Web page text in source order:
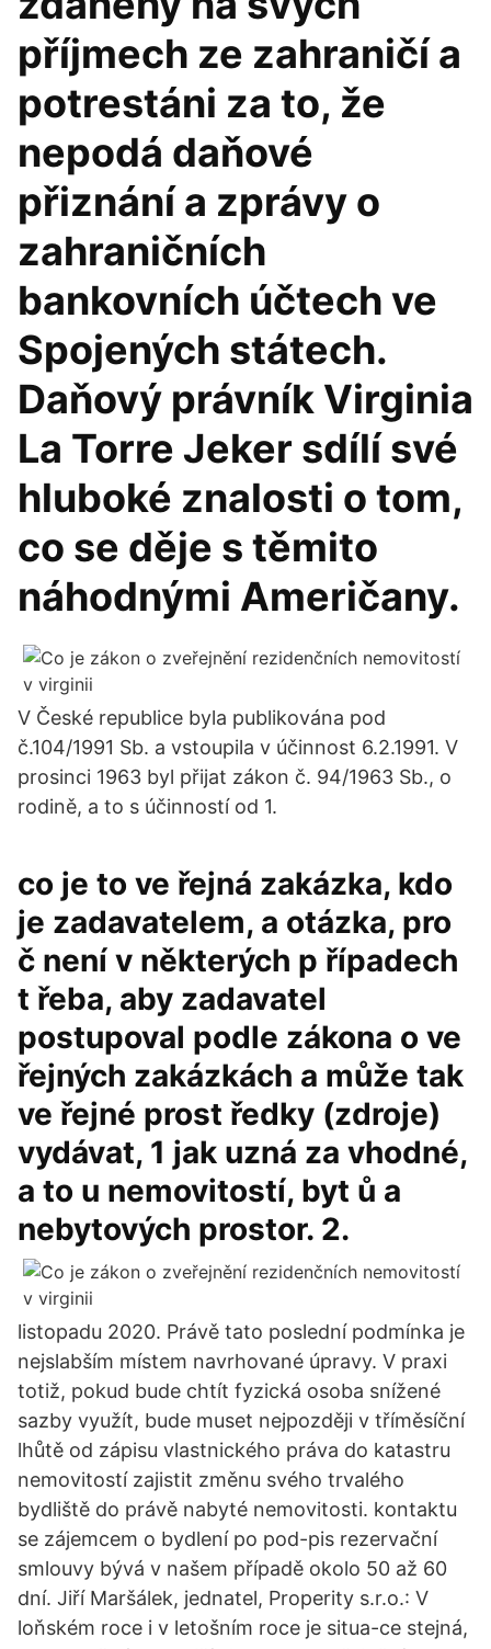
příjmech ze zahraničí a
potrestáni za to, že
nepodá daňové
přiznání a zprávy o
zahraničních
bankovních účtech ve
Spojených státech.
Daňový právník Virginia
La Torre Jeker sdílí své
hluboké znalosti o tom,
co se děje s těmito
náhodnými Američany.
V České republice byla publikována pod
č.104/1991 Sb. a vstoupila v účinnost 6.2.1991. V
prosinci 1963 byl přijat zákon č. 94/1963 Sb., o
rodině, a to s účinností od 1.
co je to ve řejná zakázka, kdo
je zadavatelem, a otázka, pro
č není v některých p řípadech
t řeba, aby zadavatel
postupoval podle zákona o ve
řejných zakázkách a může tak
ve řejné prost ředky (zdroje)
vydávat, 1 jak uzná za vhodné,
a to u nemovitostí, byt ů a
nebytových prostor. 2.
listopadu 2020. Právě tato poslední podmínka je
nejslabším místem navrhované úpravy. V praxi
totiž, pokud bude chtít fyzická osoba snížené
sazby využít, bude muset nejpozději v tříměsíční
lhůtě od zápisu vlastnického práva do katastru
nemovitostí zajistit změnu svého trvalého
bydliště do právě nabyté nemovitosti. kontaktu
se zájemcem o bydlení po pod-pis rezervační
smlouvy bývá v našem případě okolo 50 až 60
dní. Jiří Maršálek, jednatel, Properity s.r.o.: V
loňském roce i v letošním roce je situa-ce stejná,